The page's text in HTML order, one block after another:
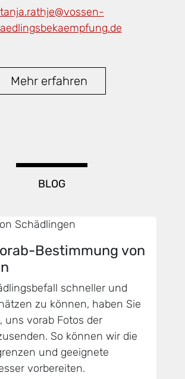
tanja.rathje@vossen-
Mehr erfahren
BLOG
Bestimmung von
schneller und
zu können, haben Sie
uns vorab Fotos der
So können wir die
und geeignete
vorbereiten.